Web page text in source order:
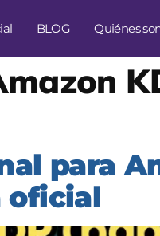
BLOG Quiénes
para
oficial